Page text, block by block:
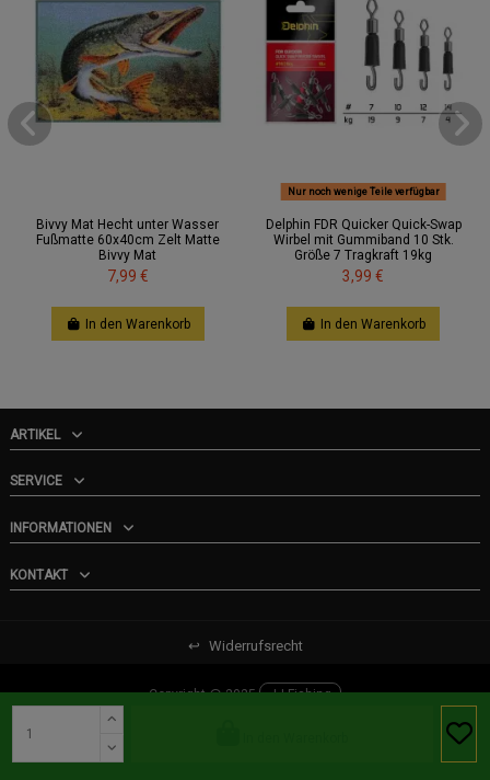
Bivvy Mat Hecht unter Wasser
Fußmatte 60x40cm Zelt Matte
Bivvy Mat
7,99 €
In den Warenkorb
Nur noch wenige Teile verfügbar
Delphin FDR Quicker Quick-Swap
Wirbel mit Gummiband 10 Stk.
Größe 7 Tragkraft 19kg
3,99 €
In den Warenkorb
ARTIKEL
SERVICE
INFORMATIONEN
KONTAKT
↩ Widerrufsrecht
Copyright @ 2025 JJ-Fishing